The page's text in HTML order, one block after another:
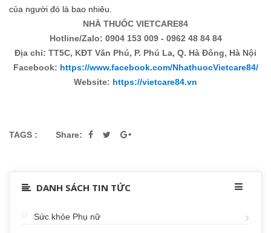
của người đó là bao nhiêu.
NHÀ THUỐC VIETCARE84
Hotline/Zalo: 0904 153 009 - 0962 48 84 84
Địa chỉ: TT5C, KĐT Văn Phú, P. Phú La, Q. Hà Đông, Hà Nội
Facebook: https://www.facebook.com/NhathuocVietcare84/
Website: https://vietcare84.vn
TAGS : Share:
DANH SÁCH TIN TỨC
Sức khỏe Phụ nữ